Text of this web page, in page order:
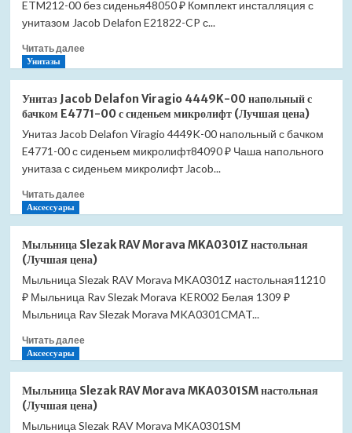
0000008
80*80
экраном
цена)
ETM212-00 без сиденья48050 ₽ Комплект инсталляция с
унитазом Jacob Delafon E21822-CP с...
Читать далееПрочитать
Унитаз
Jacob
Delafon
Vox
UJN102-
00
с
ETM212-
00
без
(Лучшая
цена)
Унитазы
Унитаз Jacob Delafon Viragio 4449K-00 напольный с
бачком E4771-00 с сиденьем микролифт (Лучшая цена)
Унитаз Jacob Delafon Viragio 4449K-00 напольный с бачком
E4771-00 с сиденьем микролифт84090 ₽ Чаша напольного
унитаза с сиденьем микролифт Jacob...
Читать далееПрочитать
Унитаз
Jacob
Delafon
Viragio
4449K-
00
с
E4771-
00
микролифт
Аксессуары
Мыльница Slezak RAV Morava MKA0301Z настольная
(Лучшая цена)
Мыльница Slezak RAV Morava MKA0301Z настольная11210
₽ Мыльница Rav Slezak Morava KER002 Белая 1309 ₽
Мыльница Rav Slezak Morava MKA0301CMAT...
Читать далееПрочитать
Мыльница
Slezak
RAV
Morava
Аксессуары
Мыльница Slezak RAV Morava MKA0301SM настольная
(Лучшая цена)
Мыльница Slezak RAV Morava MKA0301SM